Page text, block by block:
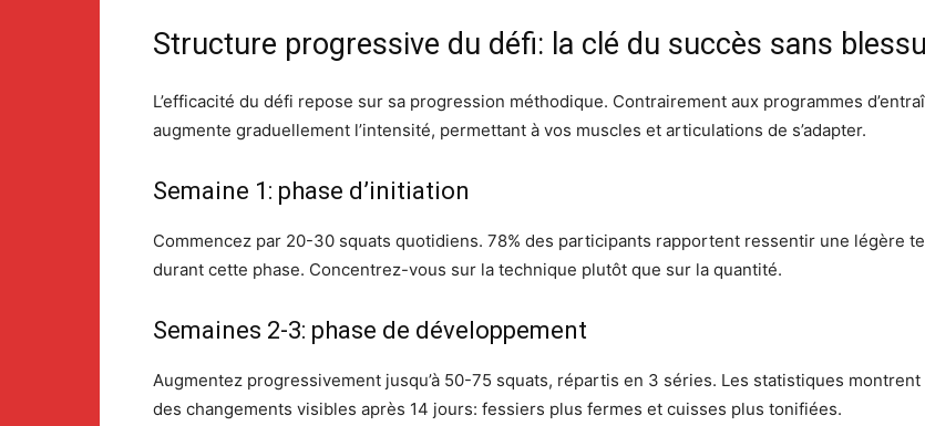
Structure progressive du défi: la clé du succès sans
L’efficacité du défi repose sur sa progression méthodique. Contrairement aux programmes
augmente graduellement l’intensité, permettant à vos muscles et articulations de s’adapter.
Semaine 1: phase d’initiation
Commencez par 20-30 squats quotidiens. 78% des participants rapportent ressentir une légère
durant cette phase. Concentrez-vous sur la technique plutôt que sur la quantité.
Semaines 2-3: phase de développement
Augmentez progressivement jusqu’à 50-75 squats, répartis en 3 séries. Les statistiques
des changements visibles après 14 jours: fessiers plus fermes et cuisses plus tonifiées.